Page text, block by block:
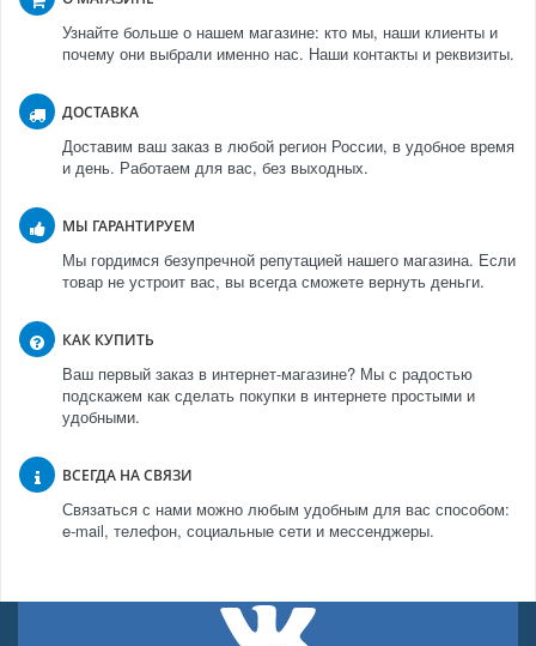
Узнайте больше о нашем магазине: кто мы, наши клиенты и
почему они выбрали именно нас. Наши контакты и реквизиты.
ДОСТАВКА
Доставим ваш заказ в любой регион России, в удобное время
и день. Работаем для вас, без выходных.
МЫ ГАРАНТИРУЕМ
Мы гордимся безупречной репутацией нашего магазина. Если
товар не устроит вас, вы всегда сможете вернуть деньги.
КАК КУПИТЬ
Ваш первый заказ в интернет-магазине? Мы с радостью
подскажем как сделать покупки в интернете простыми и
удобными.
ВСЕГДА НА СВЯЗИ
Связаться с нами можно любым удобным для вас способом:
e-mail, телефон, социальные сети и мессенджеры.